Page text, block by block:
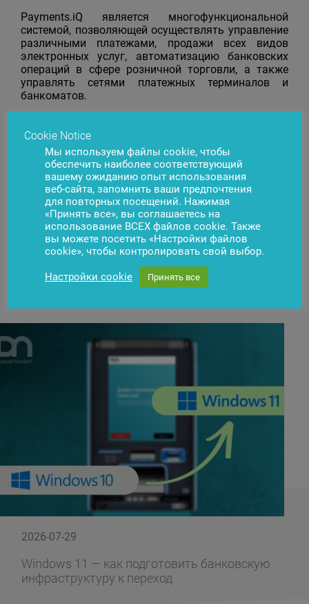
Payments.iQ является многофункциональной
системой, позволяющей осуществлять управление
различными платежами, продажи всех видов
электронных услуг, автоматизацию банковских
операций в сфере розничной торговли, а также
управлять сетями платежных терминалов и
банкоматов.
Появились вопросы? Свяжитесь с нами
Новости
2026-07-29
Windows 11 — как подготовить банковскую
инфраструктуру к переход
Cookie Notice
Мы используем файлы cookie, чтобы
обеспечить наиболее соответствующий
вашему ожиданию опыт использования
веб-сайта, запомнить ваши предпочтения
для повторных посещений. Нажимая
«Принять все», вы соглашаетесь на
использование ВСЕХ файлов cookie. Также
вы можете посетить «Настройки файлов
cookie», чтобы контролировать свой выбор.
Настройки cookie Принять все